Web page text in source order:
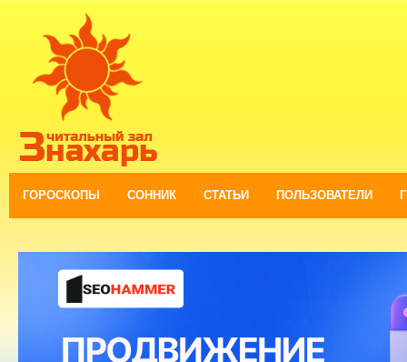
ГОРОСКОПЫ СОННИК СТАТЬИ ПОЛЬЗОВАТЕЛИ